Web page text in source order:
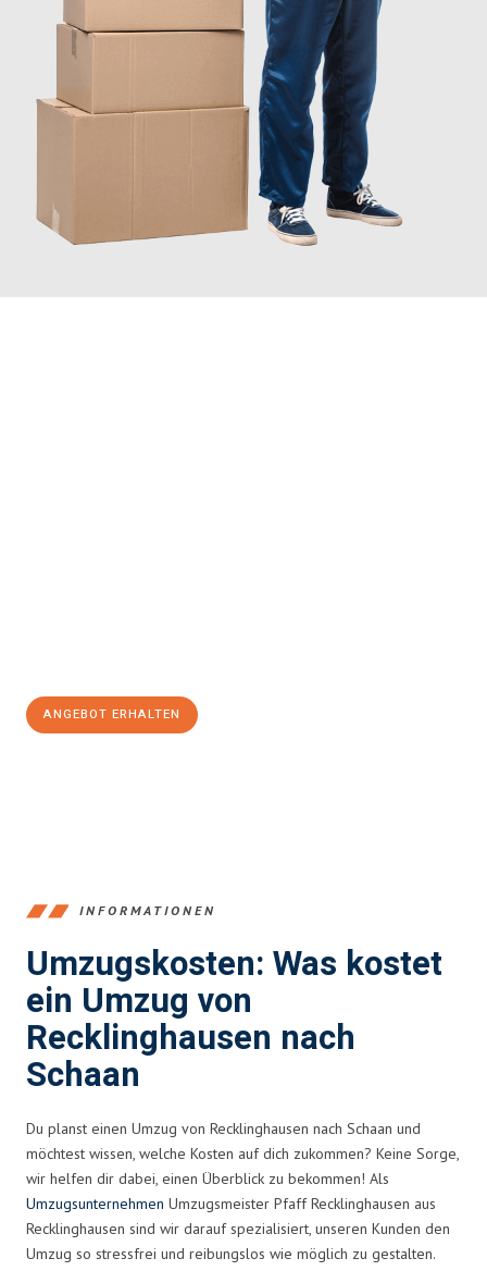
ANGEBOT ERHALTEN
INFORMATIONEN
Umzugskosten: Was kostet
ein Umzug von
Recklinghausen nach
Schaan
Du planst einen Umzug von Recklinghausen nach Schaan und
möchtest wissen, welche Kosten auf dich zukommen? Keine Sorge,
wir helfen dir dabei, einen Überblick zu bekommen! Als
Umzugsunternehmen Umzugsmeister Pfaff Recklinghausen aus
Recklinghausen sind wir darauf spezialisiert, unseren Kunden den
Umzug so stressfrei und reibungslos wie möglich zu gestalten.